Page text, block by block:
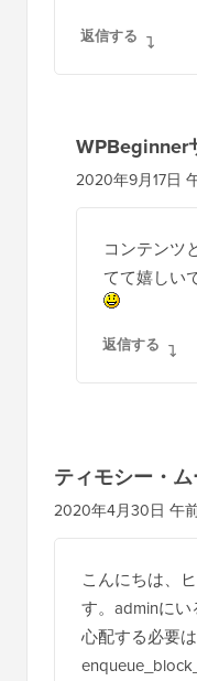
返信する
WPBeginner
2020年9月17日
コンテンツ
てて嬉しい
返信する
ティモシー・
2020年4月30日 午
こんにちは、
す。adminに
心配する必要